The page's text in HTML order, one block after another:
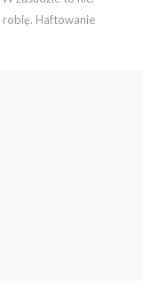
robię. Haftowanie